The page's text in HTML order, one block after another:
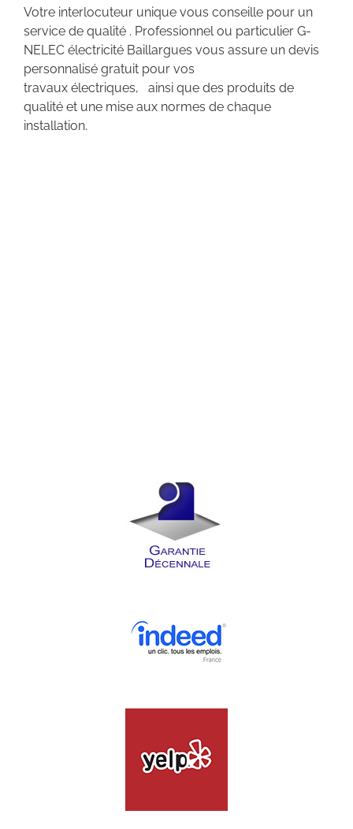
Votre interlocuteur unique vous conseille pour un
service de qualité . Professionnel ou particulier G-
NELEC électricité Baillargues vous assure un devis
personnalisé gratuit pour vos
travaux électriques, ainsi que des produits de
qualité et une mise aux normes de chaque
installation.